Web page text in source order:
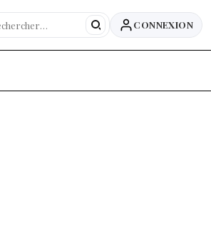
CONNEXION